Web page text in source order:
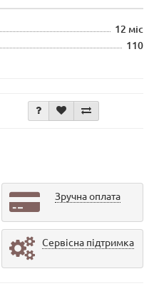
12 міс
110
Зручна оплата
Сервісна підтримка